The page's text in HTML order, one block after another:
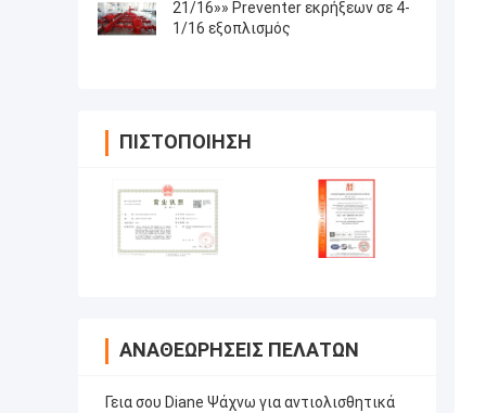
21/16»» Preventer εκρήξεων σε 4-
1/16 εξοπλισμός
ΠΙΣΤΟΠΟΊΗΣΗ
ΑΝΑΘΕΩΡΉΣΕΙΣ ΠΕΛΑΤΏΝ
Γεια σου Diane Ψάχνω για αντιολισθητικά